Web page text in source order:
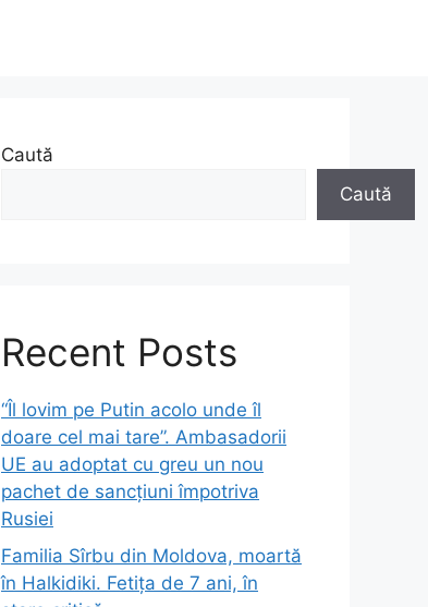
Caută
Caută
Recent Posts
“Îl lovim pe Putin acolo unde îl
doare cel mai tare”. Ambasadorii
UE au adoptat cu greu un nou
pachet de sancțiuni împotriva
Rusiei
Familia Sîrbu din Moldova, moartă
în Halkidiki. Fetița de 7 ani, în